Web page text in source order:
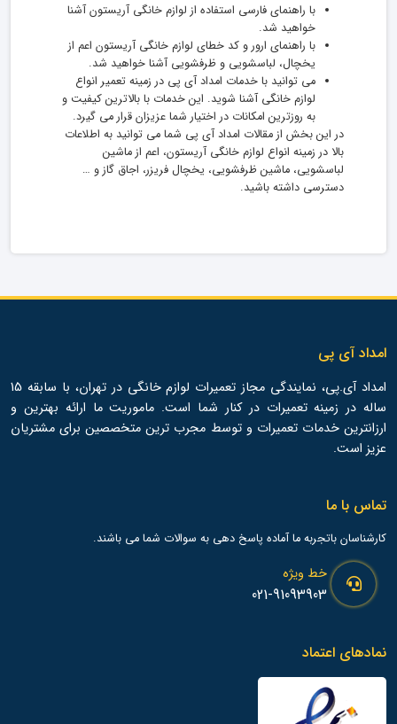
با راهنمای فارسی استفاده از لوازم خانگی آریستون آشنا
خواهید شد.
با راهنمای ارور و کد خطای لوازم خانگی آریستون اعم از
یخچال، لباسشویی و ظرفشویی آشنا خواهید شد.
می توانید با خدمات امداد آی پی در زمینه تعمیر انواع
لوازم خانگی آشنا شوید. این خدمات با بالاترین کیفیت و
به روزترین امکانات در اختیار شما عزیزان قرار می گیرد.
در این بخش از مقالات امداد آی پی شما می توانید به اطلاعات
بالا در زمینه انواع لوازم خانگی آریستون، اعم از ماشین
لباسشویی، ماشین ظرفشویی، یخچال فریزر، اجاق گاز و …
دسترسی داشته باشید.
امداد آی پی
امداد آی.پی، نمایندگی مجاز تعمیرات لوازم خانگی در تهران، با سابقه 15
ساله در زمینه تعمیرات در کنار شما است. ماموریت ما ارائه بهترین و
ارزانترین خدمات تعمیرات و توسط مجرب ترین متخصصین برای مشتریان
عزیز است.
تماس با ما
کارشناسان باتجربه ما آماده پاسخ دهی به سوالات شما می باشند.
خط ویژه
021-91093903
نمادهای اعتماد